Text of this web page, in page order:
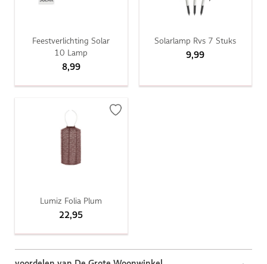
Feestverlichting Solar
10 Lamp
8,99
Solarlamp Rvs 7 Stuks
9,99
Lumiz Folia Plum
22,95